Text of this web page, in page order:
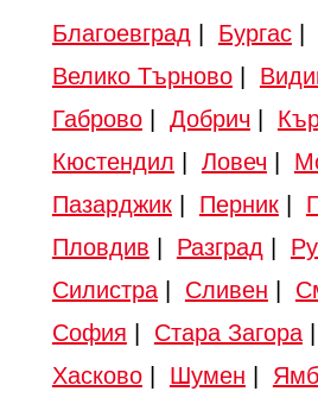
Благоевград| Бургас|
Велико Търново|
Габрово| Добрич
Кюстендил
Ловеч
Пазарджик| Перник|
Пловдив
Разград|
Силистра| Сливен
София
Стара Загора|
Хасково| Шумен